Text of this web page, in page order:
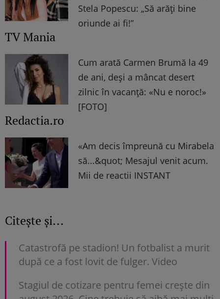
Stela Popescu: „Să arăți bine
oriunde ai fi!”
TV Mania
Cum arată Carmen Brumă la 49
de ani, deși a mâncat desert
zilnic în vacanță: «Nu e noroc!»
[FOTO]
Redactia.ro
«Am decis împreună cu Mirabela
să...&quot; Mesajul venit acum.
Mii de reactii INSTANT
Citește și...
Catastrofă pe stadion! Un fotbalist a murit
după ce a fost lovit de fulger. Video
Stagiul de cotizare pentru femei crește din